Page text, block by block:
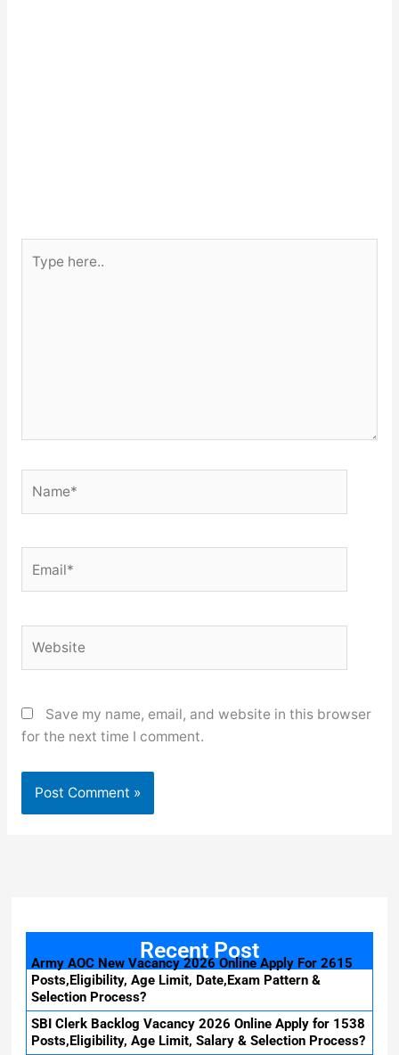
here..
Save my name, email, and website in this browser
for the next time I comment.
Recent Post
Army AOC New Vacancy 2026 Online Apply For 2615
Posts,Eligibility, Age Limit, Date,Exam Pattern &
Selection Process?
SBI Clerk Backlog Vacancy 2026 Online Apply for 1538
Posts,Eligibility, Age Limit, Salary & Selection Process?